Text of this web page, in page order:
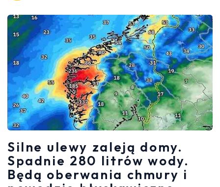
Silne ulewy zaleją domy.
Spadnie 280 litrów wody.
Będą oberwania chmury i